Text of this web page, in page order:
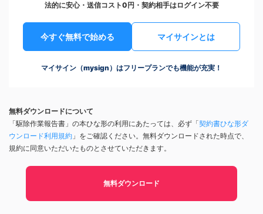
法的に安心・送信コスト0円・契約相手はログイン不要
今すぐ無料で始める マイサインとは
マイサイン（mysign）はフリープランでも機能が充実！
無料ダウンロードについて
「駆除作業報告書」の本ひな形の利用にあたっては、必ず「契約書ひな形ダ
ウンロード利用規約 」をご確認ください。無料ダウンロードされた時点で、
規約に同意いただいたものとさせていただきます。
無料ダウンロード